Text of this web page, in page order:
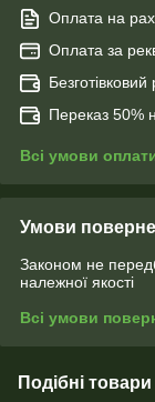
Оплата на
Оплата за
Переказ 50%
Всі умови
Умови
Законом не
належної якості
Всі умови
Подібні товари